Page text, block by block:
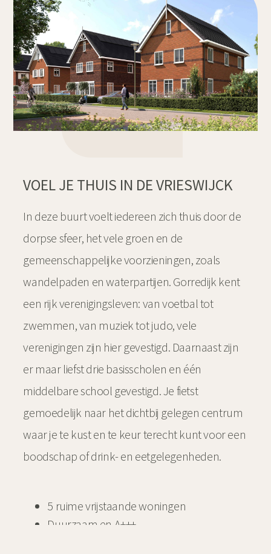
VOEL JE THUIS IN DE VRIESWIJCK
In deze buurt voelt iedereen zich thuis door de
dorpse sfeer, het vele groen en de
gemeenschappelijke voorzieningen, zoals
wandelpaden en waterpartijen. Gorredijk kent
een rijk verenigingsleven: van voetbal tot
zwemmen, van muziek tot judo, vele
verenigingen zijn hier gevestigd. Daarnaast zijn
er maar liefst drie basisscholen en één
middelbare school gevestigd. Je fietst
gemoedelijk naar het dichtbij gelegen centrum
waar je te kust en te keur terecht kunt voor een
boodschap of drink- en eetgelegenheden.
5 ruime vrijstaande woningen
Duurzaam en A+++